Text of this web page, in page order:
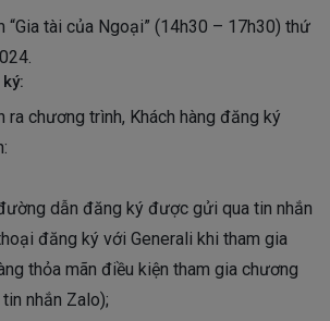
“Gia tài của Ngoại” (14h30 – 17h30) thứ
ra chương trình, Khách hàng đăng ký
dẫn đăng ký được gửi qua tin nhắn
đăng ký với Generali khi tham gia
thỏa mãn điều kiện tham gia chương
nhắn Zalo);